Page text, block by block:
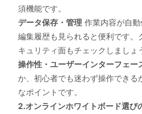
須機能です。
データ保存・管理 作業内容が自
編集履歴も見られると便利です。
キュリティ面もチェックしましょ
操作性・ユーザーインターフェー
か、初心者でも迷わず操作できる
なポイントです。
2.オンラインホワイトボード選び